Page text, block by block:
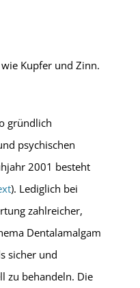
Kupfer und Zinn.
gründlich
psychischen
2001 besteht
). Lediglich bei
zahlreicher,
Dentalamalgam
sicher und
zu behandeln. Die